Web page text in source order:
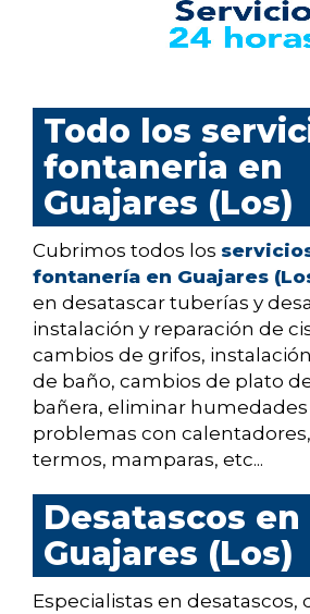
Todo los
fontaneria en
Guajares (Los)
Cubrimos todos los
fontanería en Guajares
en desatascar tuberías y
instalación y reparación de
cambios de grifos,
de baño, cambios de plato
bañera, eliminar humedades
problemas con
termos, mamparas, etc...
Desatascos en
Guajares (Los)
Especialistas en desatascos,